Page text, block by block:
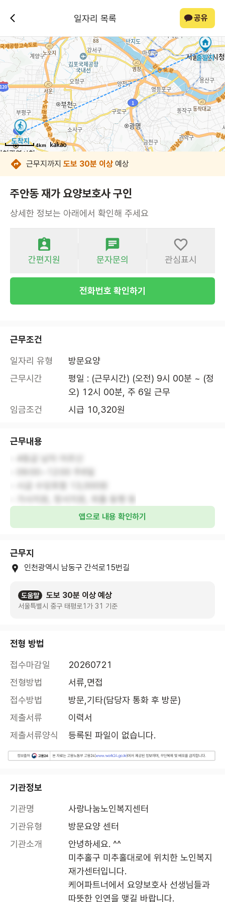
일자리 목록 공유
4km
4km
4km
4km
4km
4km
4km
4km
근무지까지 도보 30분 이상 예상
주안동 재가 요양보호사 구인
상세한 정보는 아래에서 확인해 주세요
간편지원 문자문의 관심표시
전화번호 확인하기
근무조건
일자리 유형
방문요양
근무시간
평일 : (근무시간) (오전) 9시 00분 ~ (정
오) 12시 00분, 주 6일 근무
임금조건
시급 10,320원
근무내용
앱으로 내용 확인하기
근무지
인천광역시 남동구 간석로15번길
도움말 도보 30분 이상 예상
서울특별시 중구 태평로1가 31 기준
전형 방법
접수마감일
20260721
전형방법
서류,면접
접수방법
방문,기타(담당자 통화 후 방문)
제출서류
이력서
제출서류양식
등록된 파일이 없습니다.
기관정보
기관명
사랑나눔노인복지센터
기관유형
방문요양 센터
기관소개
안녕하세요. ^^
미추홀구 미추홀대로에 위치한 노인복지
재가센터입니다.
케어파트너에서 요양보호사 선생님들과
따뜻한 인연을 맺길 바랍니다.